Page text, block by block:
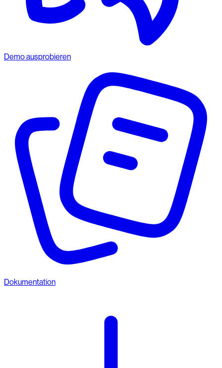
Demo ausprobieren
Dokumentation